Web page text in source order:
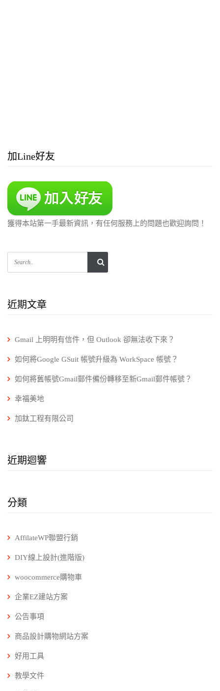
加Line好友
獲得本站第一手最新資訊，有任何服務上的問題也歡迎詢問！
近期文章
Gmail 上明明有信件，但 Outlook 卻無法收下來？
如何將Google GSuit 帳號升級為 WorkSpace 帳號？
如何將舊帳號Gmail郵件備份轉移至新Gmail郵件帳號？
幸福美地
加鈦工程有限公司
近期迴響
分類
AffilateWP聯盟行銷
DIY線上設計(進階版)
woocommerce購物車
企業EZ建站方案
公告事項
商品設計購物網站方案
好用工具
教學文件